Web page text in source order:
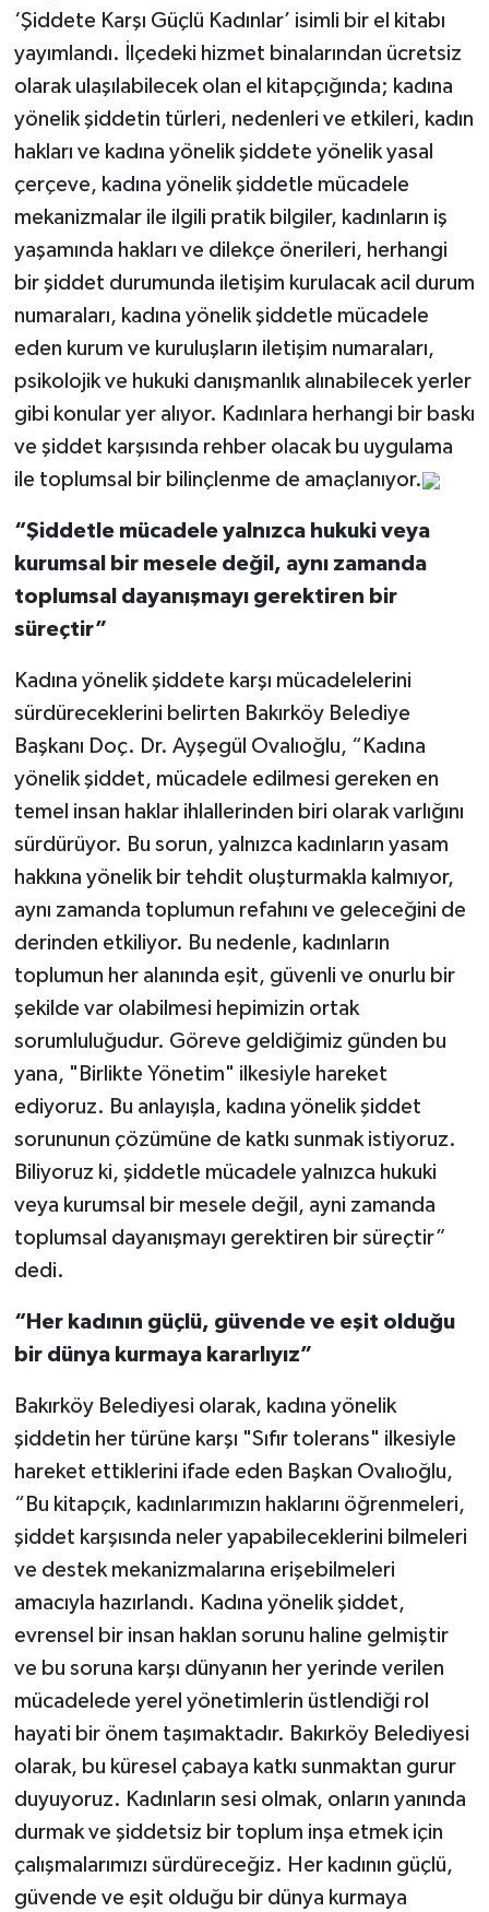
‘Şiddete Karşı Güçlü Kadınlar’ isimli bir el kitabı
yayımlandı. İlçedeki hizmet binalarından ücretsiz
olarak ulaşılabilecek olan el kitapçığında; kadına
yönelik şiddetin türleri, nedenleri ve etkileri, kadın
hakları ve kadına yönelik şiddete yönelik yasal
çerçeve, kadına yönelik şiddetle mücadele
mekanizmalar ile ilgili pratik bilgiler, kadınların iş
yaşamında hakları ve dilekçe önerileri, herhangi
bir şiddet durumunda iletişim kurulacak acil durum
numaraları, kadına yönelik şiddetle mücadele
eden kurum ve kuruluşların iletişim numaraları,
psikolojik ve hukuki danışmanlık alınabilecek yerler
gibi konular yer alıyor. Kadınlara herhangi bir baskı
ve şiddet karşısında rehber olacak bu uygulama
ile toplumsal bir bilinçlenme de amaçlanıyor.
“Şiddetle mücadele yalnızca hukuki veya
kurumsal bir mesele değil, aynı zamanda
toplumsal dayanışmayı gerektiren bir
süreçtir”
Kadına yönelik şiddete karşı mücadelelerini
sürdüreceklerini belirten Bakırköy Belediye
Başkanı Doç. Dr. Ayşegül Ovalıoğlu, “Kadına
yönelik şiddet, mücadele edilmesi gereken en
temel insan haklar ihlallerinden biri olarak varlığını
sürdürüyor. Bu sorun, yalnızca kadınların yasam
hakkına yönelik bir tehdit oluşturmakla kalmıyor,
aynı zamanda toplumun refahını ve geleceğini de
derinden etkiliyor. Bu nedenle, kadınların
toplumun her alanında eşit, güvenli ve onurlu bir
şekilde var olabilmesi hepimizin ortak
sorumluluğudur. Göreve geldiğimiz günden bu
yana, "Birlikte Yönetim" ilkesiyle hareket
ediyoruz. Bu anlayışla, kadına yönelik şiddet
sorununun çözümüne de katkı sunmak istiyoruz.
Biliyoruz ki, şiddetle mücadele yalnızca hukuki
veya kurumsal bir mesele değil, ayni zamanda
toplumsal dayanışmayı gerektiren bir süreçtir”
dedi.
“Her kadının güçlü, güvende ve eşit olduğu
bir dünya kurmaya kararlıyız”
Bakırköy Belediyesi olarak, kadına yönelik
şiddetin her türüne karşı "Sıfır tolerans" ilkesiyle
hareket ettiklerini ifade eden Başkan Ovalıoğlu,
“Bu kitapçık, kadınlarımızın haklarını öğrenmeleri,
şiddet karşısında neler yapabileceklerini bilmeleri
ve destek mekanizmalarına erişebilmeleri
amacıyla hazırlandı. Kadına yönelik şiddet,
evrensel bir insan haklan sorunu haline gelmiştir
ve bu soruna karşı dünyanın her yerinde verilen
mücadelede yerel yönetimlerin üstlendiği rol
hayati bir önem taşımaktadır. Bakırköy Belediyesi
olarak, bu küresel çabaya katkı sunmaktan gurur
duyuyoruz. Kadınların sesi olmak, onların yanında
durmak ve şiddetsiz bir toplum inşa etmek için
çalışmalarımızı sürdüreceğiz. Her kadının güçlü,
güvende ve eşit olduğu bir dünya kurmaya